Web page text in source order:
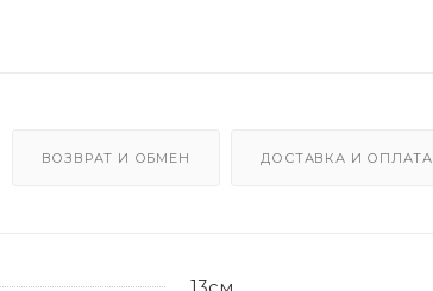
ВОЗВРАТ И ОБМЕН ДОСТАВКА И ОПЛАТА